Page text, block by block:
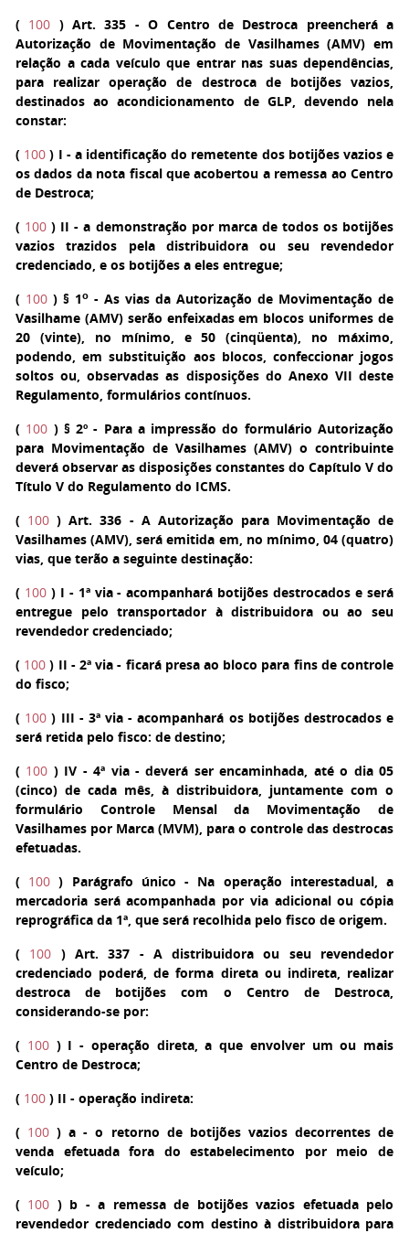
( 100 )Art. 335 - O Centro de Destroca preencherá a
Autorização de Movimentação de Vasilhames (AMV) em
relação a cada veículo que entrar nas suas dependências,
para realizar operação de destroca de botijões vazios,
destinados ao acondicionamento de GLP, devendo nela
constar:
( 100 ) I - a identificação do remetente dos botijões vazios e
os dados da nota fiscal que acobertou a remessa ao Centro
de Destroca;
( 100 ) II - a demonstração por marca de todos os botijões
vazios trazidos pela distribuidora ou seu revendedor
credenciado, e os botijões a eles entregue;
( 100 ) § 1o - As vias da Autorização de Movimentação de
Vasilhame (AMV) serão enfeixadas em blocos uniformes de
20 (vinte), no mínimo, e 50 (cinqüenta), no máximo,
podendo, em substituição aos blocos, confeccionar jogos
soltos ou, observadas as disposições do Anexo VII deste
Regulamento, formulários contínuos.
( 100 ) § 2º - Para a impressão do formulário Autorização
para Movimentação de Vasilhames (AMV) o contribuinte
deverá observar as disposições constantes do Capítulo V do
Título V do Regulamento do ICMS.
( 100 )Art. 336 - A Autorização para Movimentação de
Vasilhames (AMV), será emitida em, no mínimo, 04 (quatro)
vias, que terão a seguinte destinação:
( 100 ) I - 1ª via - acompanhará botijões destrocados e será
entregue pelo transportador à distribuidora ou ao seu
revendedor credenciado;
( 100 ) II - 2ª via - ficará presa ao bloco para fins de controle
do fisco;
( 100 ) III - 3ª via - acompanhará os botijões destrocados e
será retida pelo fisco: de destino;
( 100 ) IV - 4ª via - deverá ser encaminhada, até o dia 05
(cinco) de cada mês, à distribuidora, juntamente com o
formulário Controle Mensal da Movimentação de
Vasilhames por Marca (MVM), para o controle das destrocas
efetuadas.
( 100 ) Parágrafo único - Na operação interestadual, a
mercadoria será acompanhada por via adicional ou cópia
reprográfica da 1ª, que será recolhida pelo fisco de origem.
(
100 ) Art. 337 - A distribuidora ou seu revendedor
credenciado poderá, de forma direta ou indireta, realizar
destroca de botijões com o Centro de Destroca,
considerando-se por:
( 100 ) I - operação direta, a que envolver um ou mais
Centro de Destroca;
( 100 ) II - operação indireta:
( 100 )a - o retorno de botijões vazios decorrentes de
venda efetuada fora do estabelecimento por meio de
veículo;
( 100 ) b - a remessa de botijões vazios efetuada pelo
revendedor credenciado com destino à distribuidora para